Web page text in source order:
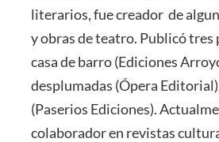
literarios, fue creador de
y obras de teatro. Publicó tres
casa de barro (Ediciones
desplumadas (Ópera
(Paserios Ediciones).
colaborador en revistas